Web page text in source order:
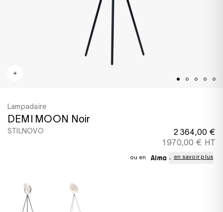
Lampadaire
DEMI MOON Noir
STILNOVO
2 364,00 €
1 970,00 € HT
ou en en savoir plus